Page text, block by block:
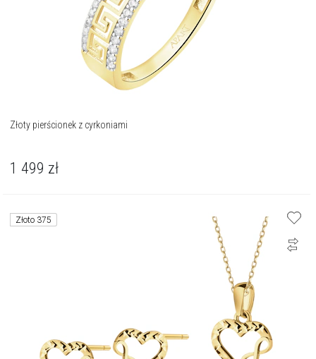
Złoty pierścionek z cyrkoniami
1 499 zł
Złoto 375